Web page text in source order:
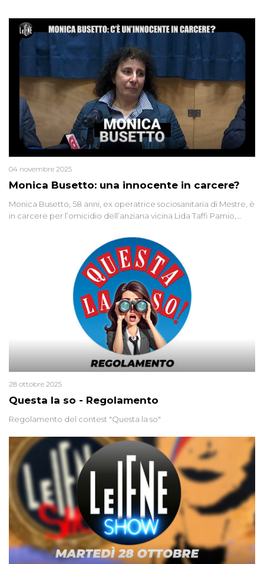
Monica Busetto: una innocente in carcere?
04 novembre 2025
Monica Busetto, 58 anni, ex operatrice sociosanitaria di Mestre, è
in carcere per l’omicidio dell’anziana vicina Lida Taffi Pamio,
minuscola su una collanina, Monica si proclama innocente. Nel
2015 un’altra donna confessa lo stesso delitto, poi ritratta. Due
colpevoli per un solo omicidio: errore giudiziario o giustizia
Questa la so - Regolamento
28 ottobre 2025
Regolamento del contest "Questa la so"